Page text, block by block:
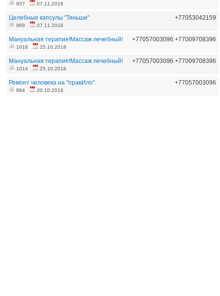
957 07.11.2018
Целебные капсулы "Тяньши" +77053042159
969 07.11.2018
Мануальная терапия!Массаж лечебный! +77057003096.+77009708396
1018 25.10.2018
Мануальная терапия!Массаж лечебный! +77057003096.+77009708396
1014 25.10.2018
Ремонт человека на "правИло". +77057003096
884 20.10.2018